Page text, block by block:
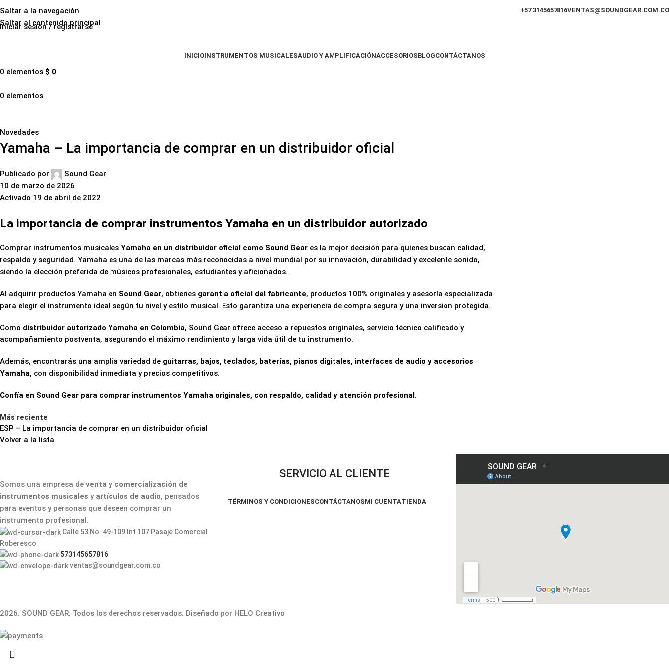
Saltar a la navegación
Saltar al contenido principal
+57 3145657816VENTAS@SOUNDGEAR.COM.CO
Iniciar sesión / registrarse
INICIOINSTRUMENTOS MUSICALESAUDIO Y AMPLIFICACIÓNACCESORIOSBLOGCONTÁCTANOS
0 elementos $ 0
0 elementos
Novedades
Yamaha – La importancia de comprar en un distribuidor oficial
Publicado por
Sound Gear
10 de marzo de 2026
Activado 19 de abril de 2022
La importancia de comprar instrumentos Yamaha en un distribuidor autorizado
Comprar instrumentos musicales Yamaha en un distribuidor oficial como Sound Gear es la mejor decisión para quienes buscan calidad,
respaldo y seguridad. Yamaha es una de las marcas más reconocidas a nivel mundial por su innovación, durabilidad y excelente sonido,
siendo la elección preferida de músicos profesionales, estudiantes y aficionados.
Al adquirir productos Yamaha en Sound Gear, obtienes garantía oficial del fabricante, productos 100% originales y asesoría especializada
para elegir el instrumento ideal según tu nivel y estilo musical. Esto garantiza una experiencia de compra segura y una inversión protegida.
Como distribuidor autorizado Yamaha en Colombia, Sound Gear ofrece acceso a repuestos originales, servicio técnico calificado y
acompañamiento postventa, asegurando el máximo rendimiento y larga vida útil de tu instrumento.
Además, encontrarás una amplia variedad de guitarras, bajos, teclados, baterías, pianos digitales, interfaces de audio y accesorios
Yamaha, con disponibilidad inmediata y precios competitivos.
Confía en Sound Gear para comprar instrumentos Yamaha originales, con respaldo, calidad y atención profesional.
Más reciente
ESP – La importancia de comprar en un distribuidor oficial
Volver a la lista
Somos una empresa de venta y comercialización de
instrumentos musicales yartículos de audio, pensados
para eventos y personas que deseen comprar un
instrumento profesional.
Calle 53 No. 49-109 Int 107 Pasaje Comercial
Roberesco
573145657816
ventas@soundgear.com.co
SERVICIO AL CLIENTE
TÉRMINOS Y CONDICIONESCONTÁCTANOSMI CUENTATIENDA
2026. SOUND GEAR. Todos los derechos reservados. Diseñado por HELO Creativo